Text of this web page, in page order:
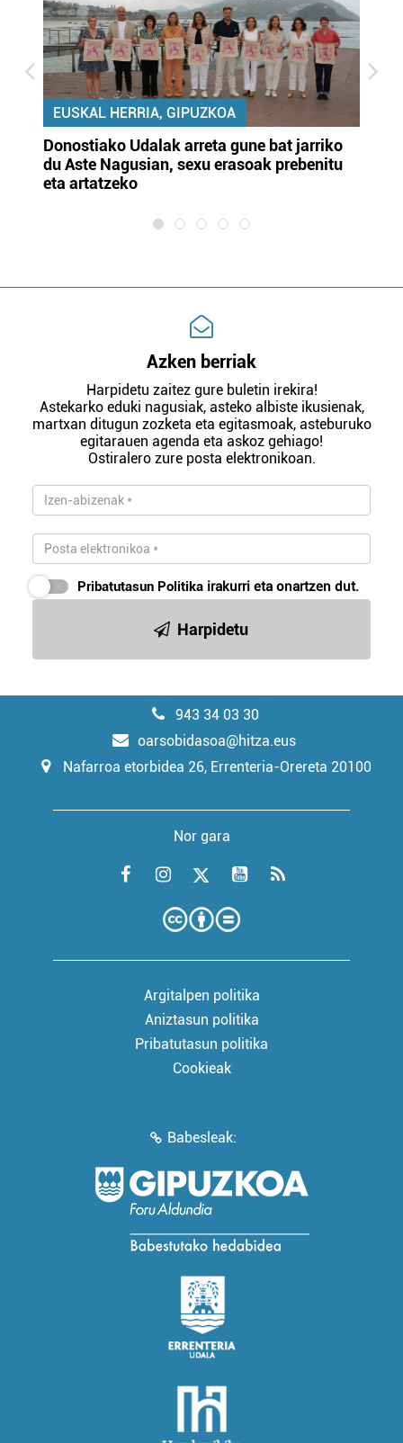
EUSKAL HERRIA, GIPUZKOA
Donostiako Udalak arreta gune bat jarriko
du Aste Nagusian, sexu erasoak prebenitu
eta artatzeko
Azken berriak
Harpidetu zaitez gure buletin irekira!
Astekarko eduki nagusiak, asteko albiste ikusienak,
martxan ditugun zozketa eta egitasmoak, asteburuko
egitarauen agenda eta askoz gehiago!
Ostiralero zure posta elektronikoan.
Pribatutasun Politika irakurri eta onartzen dut.
Harpidetu
943 34 03 30
oarsobidasoa@hitza.eus
Nafarroa etorbidea 26, Errenteria-Orereta 20100
Nor gara
Argitalpen politika
Aniztasun politika
Pribatutasun politika
Cookieak
Babesleak: